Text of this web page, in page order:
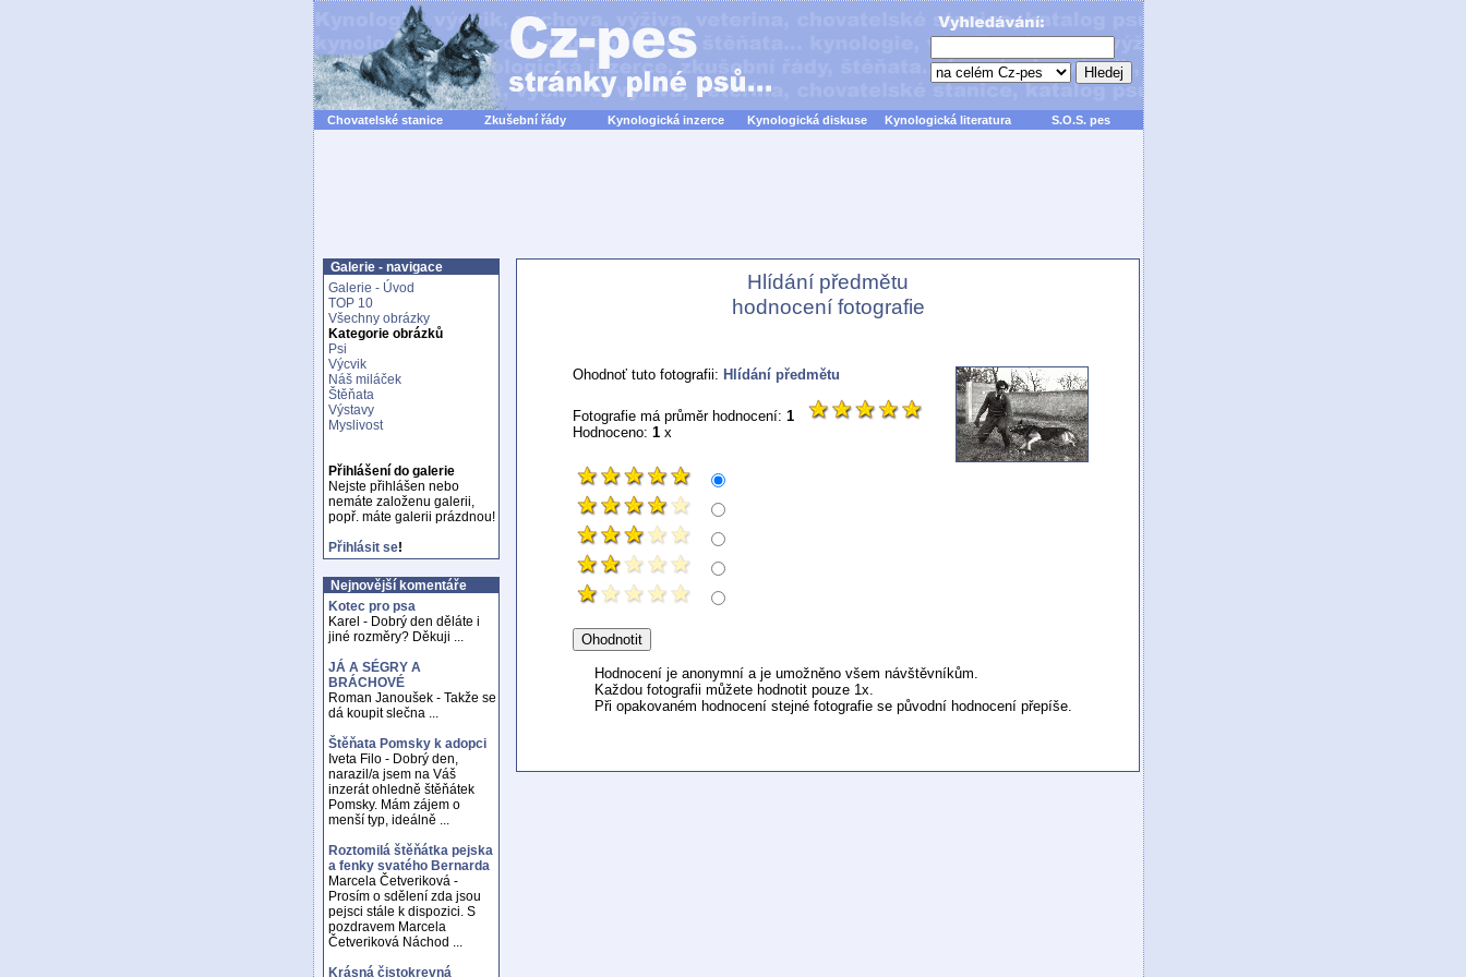
Chovatelské stanice Zkušební řády Kynologická inzerce Kynologická diskuse Kynologická literatura S.O.S. pes
Galerie - navigace
Galerie - Úvod
TOP 10
Všechny obrázky
Kategorie obrázků
Psi
Výcvik
Náš miláček
Štěňata
Výstavy
Myslivost
Přihlášení do galerie
Nejste přihlášen nebo
nemáte založenu galerii,
popř. máte galerii prázdnou!
Přihlásit se!
Nejnovější komentáře
Kotec pro psa
Karel - Dobrý den děláte i
jiné rozměry? Děkuji ...
JÁ A SÉGRY A
BRÁCHOVÉ
Roman Janoušek - Takže se
dá koupit slečna ...
Štěňata Pomsky k adopci
Iveta Filo - Dobrý den,
narazil/a jsem na Váš
inzerát ohledně štěňátek
Pomsky. Mám zájem o
menší typ, ideálně ...
Roztomilá štěňátka pejska
a fenky svatého Bernarda
Marcela Četveriková -
Prosím o sdělení zda jsou
pejsci stále k dispozici. S
pozdravem Marcela
Četveriková Náchod ...
Krásná čistokrevná
Hlídání předmětu
hodnocení fotografie
Ohodnoť tuto fotografii: Hlídání předmětu
Fotografie má průměr hodnocení: 1
Hodnoceno: 1 x
Hodnocení je anonymní a je umožněno všem návštěvníkům.
Každou fotografii můžete hodnotit pouze 1x.
Při opakovaném hodnocení stejné fotografie se původní hodnocení přepíše.